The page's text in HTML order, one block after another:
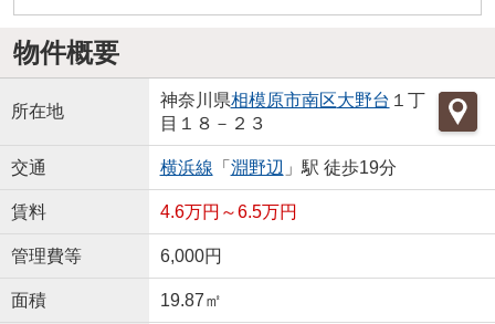
物件概要
所在地
神奈川県相模原市南区大野台 １丁
目１８－２３
交通 横浜線 「 淵野辺 」駅 徒歩19分
賃料 4.6万円～6.5万円
管理費等 6,000円
面積 19.87㎡